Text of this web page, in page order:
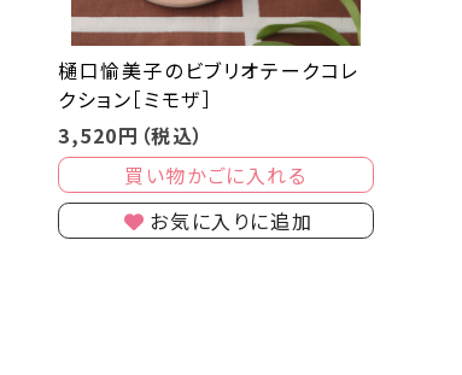
樋口愉美子のビブリオテークコレ
クション［ミモザ］
3,520円（税込）
買い物かごに入れる
お気に入りに追加